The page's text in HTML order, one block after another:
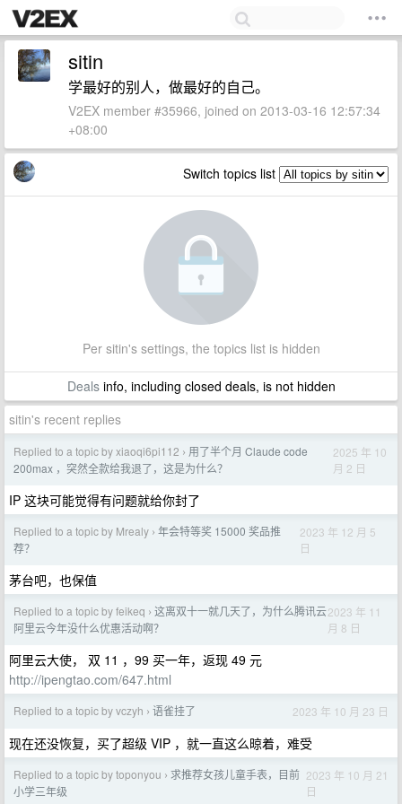
sitin
学最好的别人，做最好的自己。
V2EX member #35966, joined on 2013-03-16 12:57:34
+08:00
Switch topics list
Per sitin's settings, the topics list is hidden
Dealsinfo, including closed deals, is not hidden
sitin's recent replies
Replied to a topic by xiaoqi6pi112 › 用了半个月 Claude code
200max ，突然全款给我退了，这是为什么？
2025 年 10
月 2 日
IP 这块可能觉得有问题就给你封了
Replied to a topic by Mrealy › 年会特等奖 15000 奖品推
荐？
2023 年 12 月 5
日
茅台吧，也保值
Replied to a topic by feikeq › 这离双十一就几天了，为什么腾讯云
阿里云今年没什么优惠活动啊？
2023 年 11
月 8 日
阿里云大使， 双 11 ，99 买一年，返现 49 元
http://ipengtao.com/647.html
Replied to a topic by vczyh › 语雀挂了 2023 年 10 月 23 日
现在还没恢复，买了超级 VIP ，就一直这么晾着，难受
Replied to a topic by toponyou › 求推荐女孩儿童手表，目前
小学三年级
2023 年 10 月 21
日